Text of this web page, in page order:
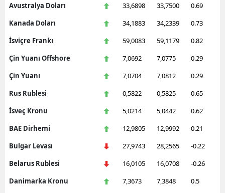
Avustralya Doları
33,6898 33,7500
0.69
Kanada Doları
34,1883 34,2339
0.73
İsviçre Frankı
59,0083 59,1179
0.82
Çin Yuanı Offshore
7,0692 7,0775
0.29
Çin Yuanı
7,0704 7,0812
0.29
Rus Rublesi
0,5822 0,5825
0.65
İsveç Kronu
5,0214 5,0442
0.62
BAE Dirhemi
12,9805 12,9992
0.21
Bulgar Levası
27,9743 28,2565
-0.22
Belarus Rublesi
16,0105 16,0708
-0.26
Danimarka Kronu
7,3673 7,3848
0.5